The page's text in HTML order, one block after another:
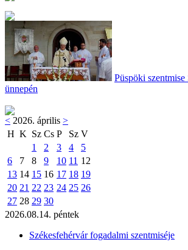
Püspöki
ünnepén
< 2026. április >
H K Sz Cs P Sz V
1
2 3 4
5
6
7 8 9 10 11 12
13 14 15 16 17 18 19
20 21 22 23 24 25 26
27 28 29 30
2026.08.14. péntek
Székesfehérvár fogadalmi szentmiséje